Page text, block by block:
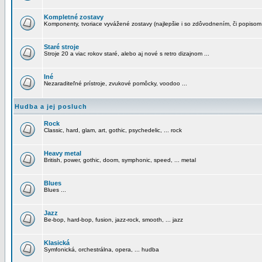
Kompletné zostavy
Komponenty, tvoriace vyvážené zostavy (najlepšie i so zdôvodnením, či
Staré stroje
Stroje 20 a viac rokov staré, alebo aj nové s retro dizajnom ...
Iné
Nezaraditeľné prístroje, zvukové pomôcky, voodoo ...
Hudba a jej posluch
Rock
Classic, hard, glam, art, gothic, psychedelic, ... rock
Heavy metal
British, power, gothic, doom, symphonic, speed, ... metal
Blues
Blues ...
Jazz
Be-bop, hard-bop, fusion, jazz-rock, smooth, ... jazz
Klasická
Symfonická, orchestrálna, opera, ... hudba